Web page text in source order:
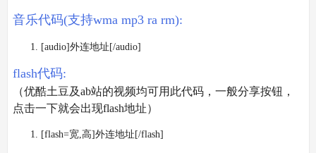
音乐代码(支持wma mp3 ra rm):
[audio]外连地址[/audio]
flash代码:
（优酷土豆及ab站的视频均可用此代码，一般分享按钮，
点击一下就会出现flash地址）
[flash=宽,高]外连地址[/flash]